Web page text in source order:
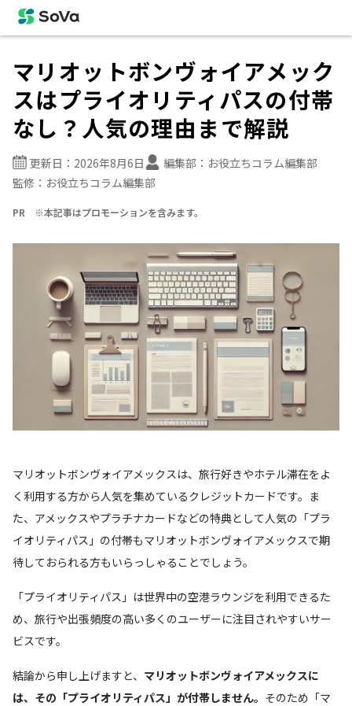
マリオットボンヴォイアメック
スはプライオリティパスの付帯
なし？人気の理由まで解説
更新日： 2026年8月6日 編集部： お役立ちコラム編集部
監修： お役立ちコラム編集部
PR ※本記事はプロモーションを含みます。
マリオットボンヴォイアメックスは、旅行好きやホテル滞在をよ
く利用する方から人気を集めているクレジットカードです。ま
た、アメックスやプラチナカードなどの特典として人気の「プラ
イオリティパス」の付帯もマリオットボンヴォイアメックスで期
待しておられる方もいらっしゃることでしょう。
「プライオリティパス」は世界中の空港ラウンジを利用できるた
め、旅行や出張頻度の高い多くのユーザーに注目されやすいサー
ビスです。
結論から申し上げますと、 マリオットボンヴォイアメックスに
は、その「プライオリティパス」が付帯しません。 そのため「マ